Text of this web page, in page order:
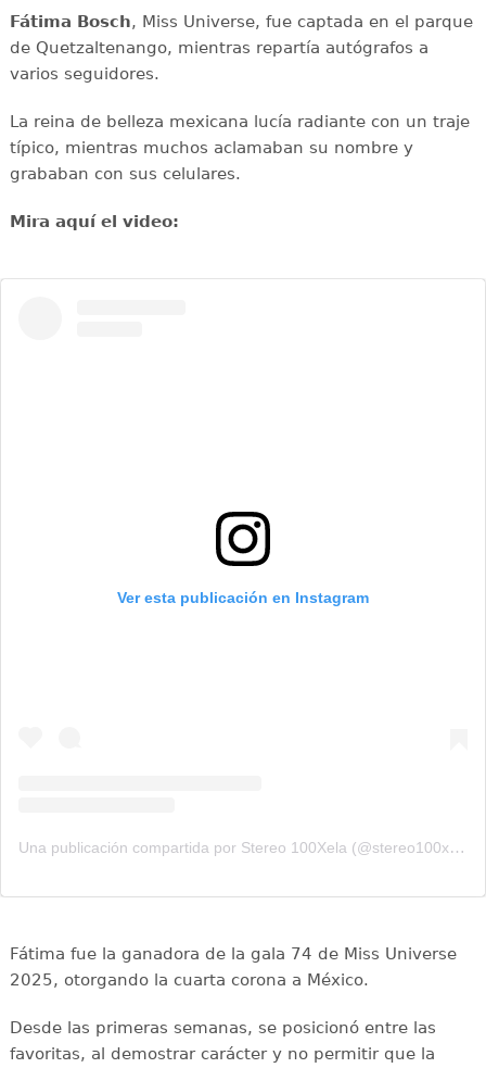
Fátima Bosch, Miss Universe, fue captada en el parque
de Quetzaltenango, mientras repartía autógrafos a
varios seguidores.
La reina de belleza mexicana lucía radiante con un traje
típico, mientras muchos aclamaban su nombre y
grababan con sus celulares.
Mira aquí el video:
Ver esta publicación en Instagram
Una publicación compartida por Stereo 100Xela (@stereo100xela)
Fátima fue la ganadora de la gala 74 de Miss Universe
2025, otorgando la cuarta corona a México.
Desde las primeras semanas, se posicionó entre las
favoritas, al demostrar carácter y no permitir que la